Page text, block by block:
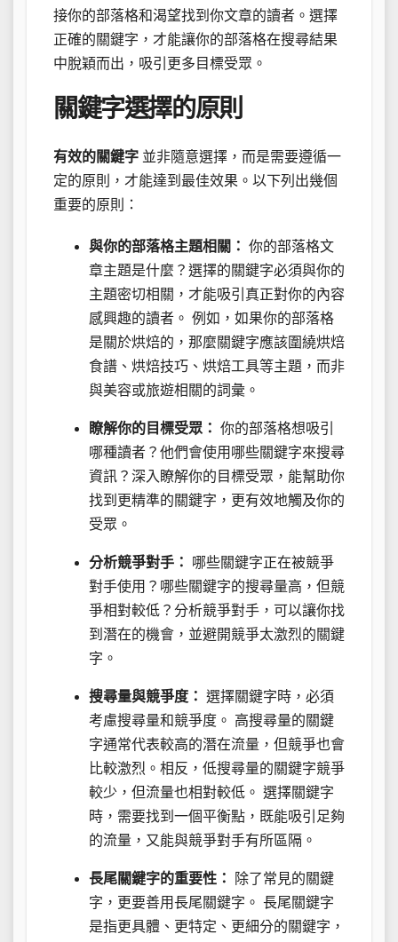
接你的部落格和渴望找到你文章的讀者。選擇
正確的關鍵字，才能讓你的部落格在搜尋結果
中脫穎而出，吸引更多目標受眾。
關鍵字選擇的原則
有效的關鍵字 並非隨意選擇，而是需要遵循一
定的原則，才能達到最佳效果。以下列出幾個
重要的原則：
與你的部落格主題相關： 你的部落格文
章主題是什麼？選擇的關鍵字必須與你的
主題密切相關，才能吸引真正對你的內容
感興趣的讀者。 例如，如果你的部落格
是關於烘焙的，那麼關鍵字應該圍繞烘焙
食譜、烘焙技巧、烘焙工具等主題，而非
與美容或旅遊相關的詞彙。
瞭解你的目標受眾： 你的部落格想吸引
哪種讀者？他們會使用哪些關鍵字來搜尋
資訊？深入瞭解你的目標受眾，能幫助你
找到更精準的關鍵字，更有效地觸及你的
受眾。
分析競爭對手：
哪些關鍵字正在被競爭
對手使用？哪些關鍵字的搜尋量高，但競
爭相對較低？分析競爭對手，可以讓你找
到潛在的機會，並避開競爭太激烈的關鍵
字。
搜尋量與競爭度： 選擇關鍵字時，必須
考慮搜尋量和競爭度。 高搜尋量的關鍵
字通常代表較高的潛在流量，但競爭也會
比較激烈。相反，低搜尋量的關鍵字競爭
較少，但流量也相對較低。 選擇關鍵字
時，需要找到一個平衡點，既能吸引足夠
的流量，又能與競爭對手有所區隔。
長尾關鍵字的重要性：
除了常見的關鍵
字，更要善用長尾關鍵字。 長尾關鍵字
是指更具體、更特定、更細分的關鍵字，